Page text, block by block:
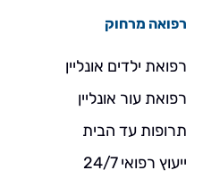
רפואה מרחוק
רפואת ילדים אונליין
רפואת עור אונליין
תרופות עד הבית
ייעוץ רפואי 24/7